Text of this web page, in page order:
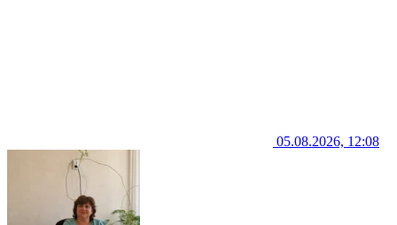
05.08.2026, 12:08